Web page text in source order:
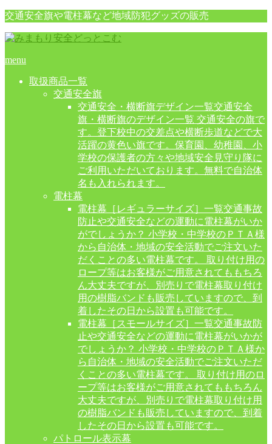
交通安全旗や電柱幕など地域防犯グッズの販売
menu
取扱商品一覧
交通安全旗
交通安全・横断旗デザイン一覧交通安全
旗・横断旗のデザイン一覧 交通安全の旗で
す。登下校中の交差点や横断歩道などで大
活躍の黄色い旗です。保育園、幼稚園、小
学校の保護者の方々や地域安全見守り隊に
ご利用いただいております。無料で自治体
名も入れられます。
電柱幕
電柱幕［レギュラーサイズ］一覧交通事故
防止や交通安全などの運動に電柱幕がいか
がでしょうか？ 小学校・中学校のＰＴＡ様
から自治体・地域の安全活動でご注文いた
だくことの多い電柱幕です。 取り付け用の
ロープ等はお客様がご用意されてももちろ
ん大丈夫ですが、別売りで電柱幕取り付け
用の樹脂バンドも販売していますので、到
着したその日から設置も可能です。
電柱幕［スモールサイズ］一覧交通事故防
止や交通安全などの運動に電柱幕がいかが
でしょうか？ 小学校・中学校のＰＴＡ様か
ら自治体・地域の安全活動でご注文いただ
くことの多い電柱幕です。 取り付け用のロ
ープ等はお客様がご用意されてももちろん
大丈夫ですが、別売りで電柱幕取り付け用
の樹脂バンドも販売していますので、到着
したその日から設置も可能です。
パトロール表示幕